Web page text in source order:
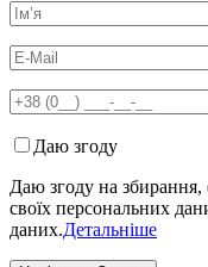
Даю згоду
Даю згоду на збирання,
своїх персональних
даних.Детальніше